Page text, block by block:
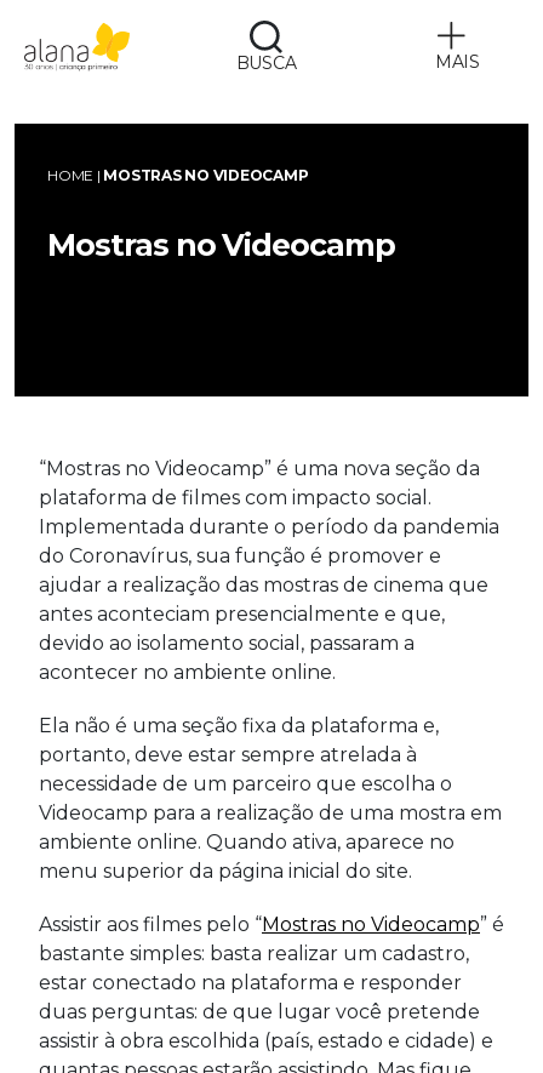
BUSCA MAIS
HOME | MOSTRAS NO VIDEOCAMP
Mostras no Videocamp
“Mostras no Videocamp” é uma nova seção da
plataforma de filmes com impacto social.
Implementada durante o período da pandemia
do Coronavírus, sua função é promover e
ajudar a realização das mostras de cinema que
antes aconteciam presencialmente e que,
devido ao isolamento social, passaram a
acontecer no ambiente online.
Ela não é uma seção fixa da plataforma e,
portanto, deve estar sempre atrelada à
necessidade de um parceiro que escolha o
Videocamp para a realização de uma mostra em
ambiente online. Quando ativa, aparece no
menu superior da página inicial do site.
Assistir aos filmes pelo “Mostras no Videocamp” é
bastante simples: basta realizar um cadastro,
estar conectado na plataforma e responder
duas perguntas: de que lugar você pretende
assistir à obra escolhida (país, estado e cidade) e